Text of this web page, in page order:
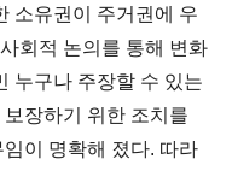
소유권이 주거권에 우
회적 논의를 통해 변화
누구나 주장할 수 있는
장하기 위한 조치를
이 명확해 졌다. 따라